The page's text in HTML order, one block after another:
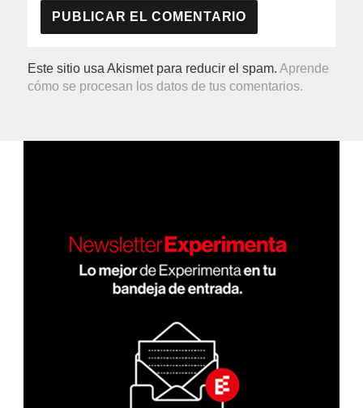
Este sitio usa Akismet para reducir el spam.Aprende
cómo se procesan los datos de tus comentarios.